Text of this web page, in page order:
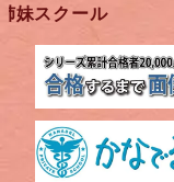
妹スクール